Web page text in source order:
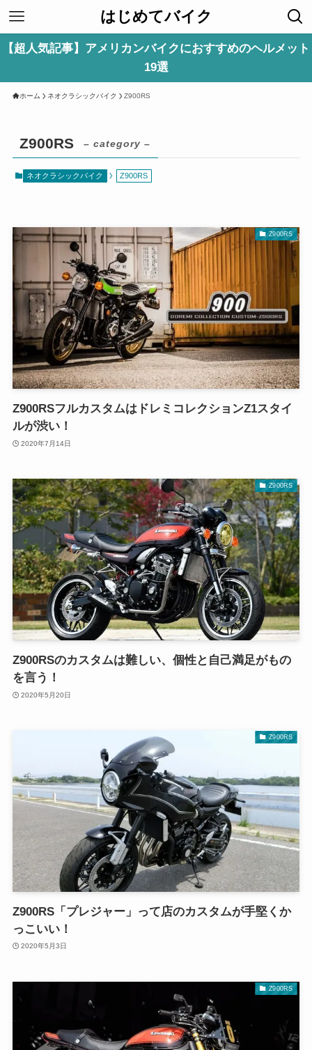
はじめてバイク
【超人気記事】アメリカンバイクにおすすめのヘルメット
19選
ホーム ネオクラシックバイク Z900RS
Z900RS – category –
ネオクラシックバイク Z900RS
Z900RS
Z900RSフルカスタムはドレミコレクションZ1スタイ
ルが渋い！
2020年7月14日
Z900RS
Z900RSのカスタムは難しい、個性と自己満足がもの
を言う！
2020年5月20日
Z900RS
Z900RS「プレジャー」って店のカスタムが手堅くか
っこいい！
2020年5月3日
Z900RS